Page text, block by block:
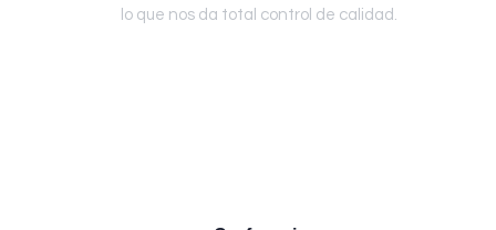
lo que nos da total control de calidad.